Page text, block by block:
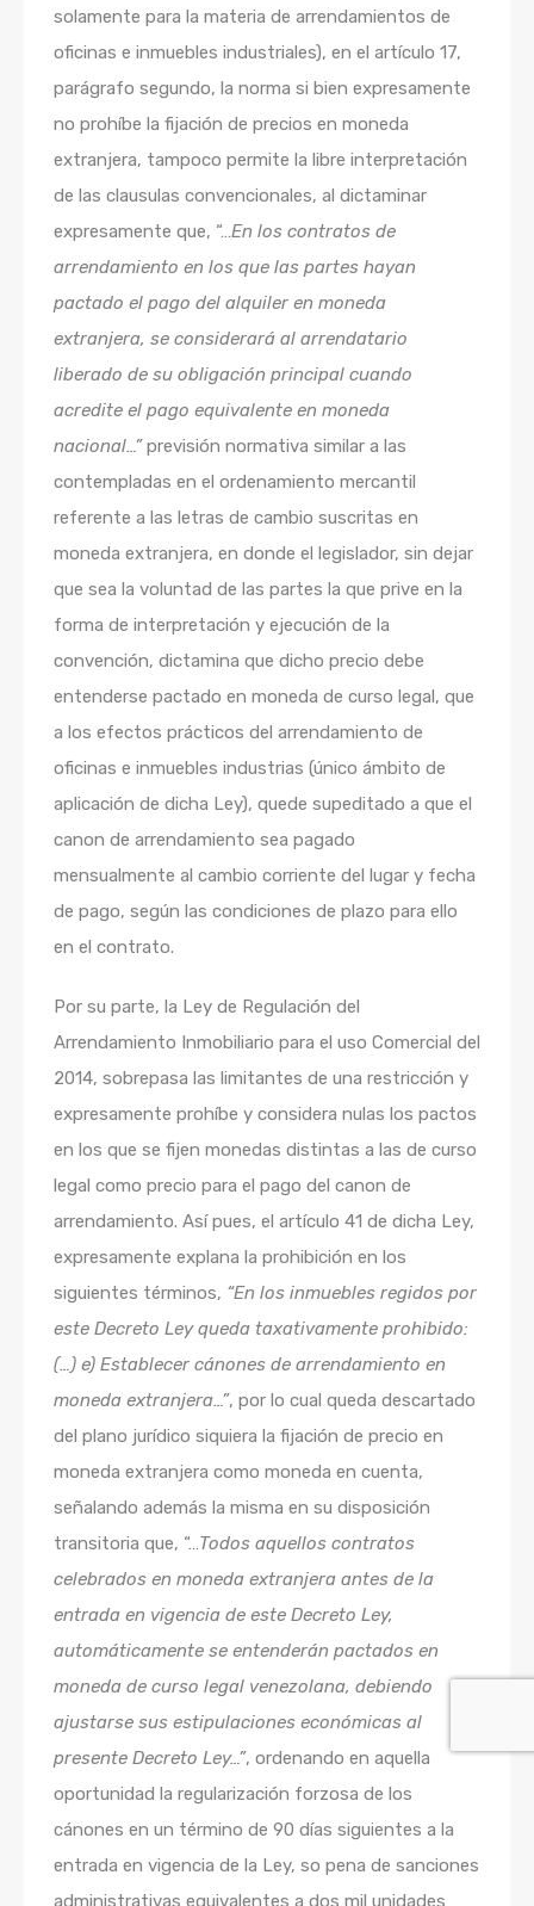
solamente para la materia de arrendamientos de
oficinas e inmuebles industriales), en el artículo 17,
parágrafo segundo, la norma si bien expresamente
no prohíbe la fijación de precios en moneda
extranjera, tampoco permite la libre interpretación
de las clausulas convencionales, al dictaminar
expresamente que, “…En los contratos de
arrendamiento en los que las partes hayan
pactado el pago del alquiler en moneda
extranjera, se considerará al arrendatario
liberado de su obligación principal cuando
acredite el pago equivalente en moneda
nacional…”previsión normativa similar a las
contempladas en el ordenamiento mercantil
referente a las letras de cambio suscritas en
moneda extranjera, en donde el legislador, sin dejar
que sea la voluntad de las partes la que prive en la
forma de interpretación y ejecución de la
convención, dictamina que dicho precio debe
entenderse pactado en moneda de curso legal, que
a los efectos prácticos del arrendamiento de
oficinas e inmuebles industrias (único ámbito de
aplicación de dicha Ley), quede supeditado a que el
canon de arrendamiento sea pagado
mensualmente al cambio corriente del lugar y fecha
de pago, según las condiciones de plazo para ello
en el contrato.
Por su parte, la Ley de Regulación del
Arrendamiento Inmobiliario para el uso Comercial del
2014, sobrepasa las limitantes de una restricción y
expresamente prohíbe y considera nulas los pactos
en los que se fijen monedas distintas a las de curso
legal como precio para el pago del canon de
arrendamiento. Así pues, el artículo 41 de dicha Ley,
expresamente explana la prohibición en los
siguientes términos, “En los inmuebles regidos por
este Decreto Ley queda taxativamente prohibido:
(…) e) Establecer cánones de arrendamiento en
moneda extranjera…”, por lo cual queda descartado
del plano jurídico siquiera la fijación de precio en
moneda extranjera como moneda en cuenta,
señalando además la misma en su disposición
transitoria que, “…Todos aquellos contratos
celebrados en moneda extranjera antes de la
entrada en vigencia de este Decreto Ley,
automáticamente se entenderán pactados en
moneda de curso legal venezolana, debiendo
ajustarse sus estipulaciones económicas al
presente Decreto Ley…”, ordenando en aquella
oportunidad la regularización forzosa de los
cánones en un término de 90 días siguientes a la
entrada en vigencia de la Ley, so pena de sanciones
administrativas equivalentes a dos mil unidades